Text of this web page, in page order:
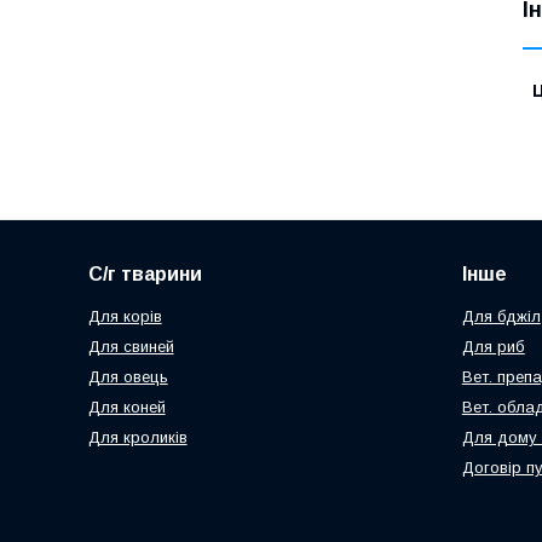
С/г тварини
Для корів
Для свиней
Для овець
Для коней
Для кроликів
Інше
Для бджіл
Для риб
Вет.
Вет.
Для дому
Договір